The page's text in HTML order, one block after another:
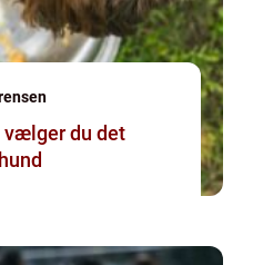
vælger du det